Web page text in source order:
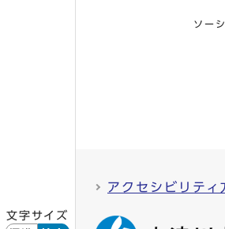
文字サイズ
ソー
アクセシビリティ